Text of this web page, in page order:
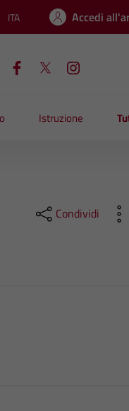
Lingua attiva:
ITA Accedi
Istruzione
Condividi